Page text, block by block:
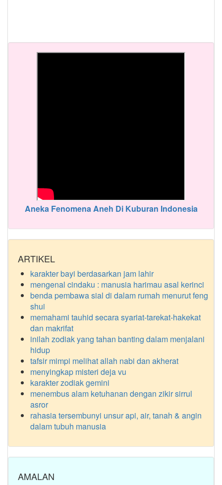
Aneka Fenomena Aneh Di Kuburan Indonesia
ARTIKEL
karakter bayi berdasarkan jam lahir
mengenal cindaku : manusia harimau asal kerinci
benda pembawa sial di dalam rumah menurut feng
shui
memahami tauhid secara syariat-tarekat-hakekat
dan makrifat
inilah zodiak yang tahan banting dalam menjalani
hidup
tafsir mimpi melihat allah nabi dan akherat
menyingkap misteri deja vu
karakter zodiak gemini
menembus alam ketuhanan dengan zikir sirrul
asror
rahasia tersembunyi unsur api, air, tanah & angin
dalam tubuh manusia
AMALAN